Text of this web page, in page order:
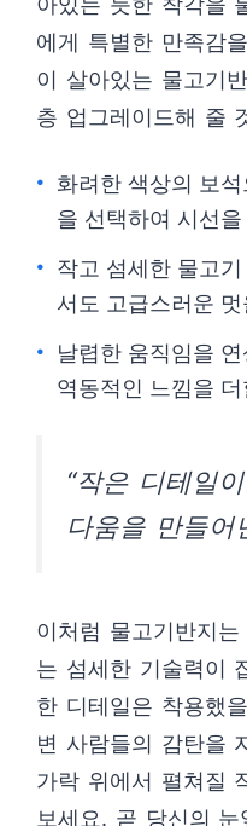
에게 특별한 만족감
이 살아있는 물고기
층 업그레이드해 줄
화려한 색상의 보
을 선택하여 시선
작고 섬세한 물고
서도 고급스러운
날렵한 움직임을
역동적인 느낌을
“작은 디테일
다움을 만들어
이처럼 물고기반지
는 섬세한 기술력이
한 디테일은 착용했
변 사람들의 감탄을
가락 위에서 펼쳐질
보세요. 곧 당신의